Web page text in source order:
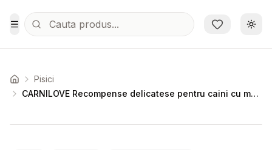
Sari la conținutul principal
Toggle Menu
Acasa Pisici
CARNILOVE Recompense delicatese pentru caini cu macrou si zmeura 200 g